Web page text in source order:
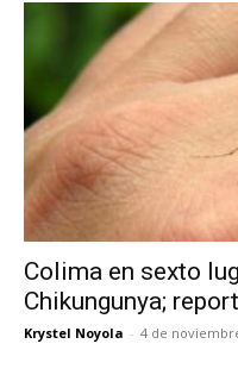
Colima en sexto
Chikungunya;
Krystel Noyola - 4 de